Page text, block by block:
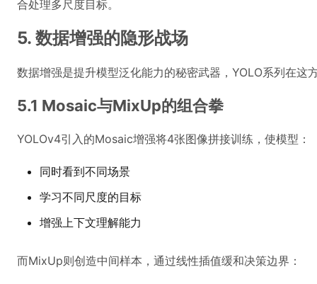
合处理多尺度目标。
5. 数据增强的隐形战场
数据增强是提升模型泛化能力的秘密武器，YOLO系列在这
5.1 Mosaic与MixUp的组合拳
YOLOv4引入的Mosaic增强将4张图像拼接训练，使模型：
同时看到不同场景
学习不同尺度的目标
增强上下文理解能力
而MixUp则创造中间样本，通过线性插值缓和决策边界：